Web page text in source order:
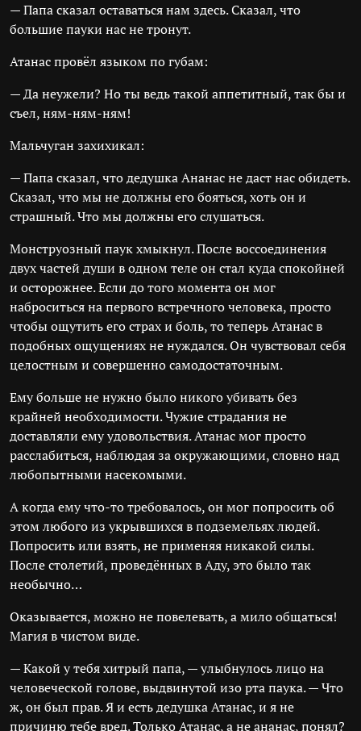
— Папа сказал оставаться нам здесь. Сказал, что
большие пауки нас не тронут.
Атанас провёл языком по губам:
— Да неужели? Но ты ведь такой аппетитный, так бы и
съел, ням-ням-ням!
Мальчуган захихикал:
— Папа сказал, что дедушка Ананас не даст нас обидеть.
Сказал, что мы не должны его бояться, хоть он и
страшный. Что мы должны его слушаться.
Монструозный паук хмыкнул. После воссоединения
двух частей души в одном теле он стал куда спокойней
и осторожнее. Если до того момента он мог
наброситься на первого встречного человека, просто
чтобы ощутить его страх и боль, то теперь Атанас в
подобных ощущениях не нуждался. Он чувствовал себя
целостным и совершенно самодостаточным.
Ему больше не нужно было никого убивать без
крайней необходимости. Чужие страдания не
доставляли ему удовольствия. Атанас мог просто
расслабиться, наблюдая за окружающими, словно над
любопытными насекомыми.
А когда ему что-то требовалось, он мог попросить об
этом любого из укрывшихся в подземельях людей.
Попросить или взять, не применяя никакой силы.
После столетий, проведённых в Аду, это было так
необычно…
Оказывается, можно не повелевать, а мило общаться!
Магия в чистом виде.
— Какой у тебя хитрый папа, — улыбнулось лицо на
человеческой голове, выдвинутой изо рта паука. — Что
ж, он был прав. Я и есть дедушка Атанас, и я не
причиню тебе вред. Только Атанас, а не ананас, понял?